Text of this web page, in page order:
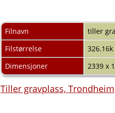
Filnavn
tiller
Filstørrelse
326.16k
Dimensjoner
2339 x
Tiller gravplass,